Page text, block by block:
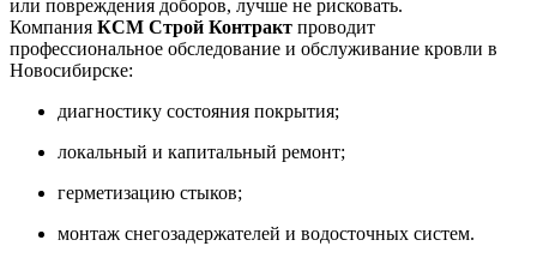
или повреждения доборов, лучше не рисковать.
Компания КСМ Строй Контракт проводит
профессиональное обследование и обслуживание кровли в
Новосибирске:
диагностику состояния покрытия;
локальный и капитальный ремонт;
герметизацию стыков;
монтаж снегозадержателей и водосточных систем.